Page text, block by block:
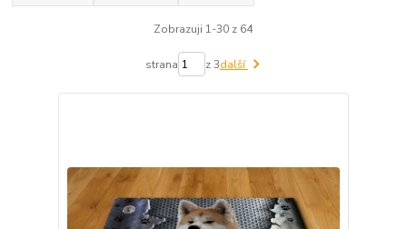
Zobrazuji 1-30 z 64
strana z 3další